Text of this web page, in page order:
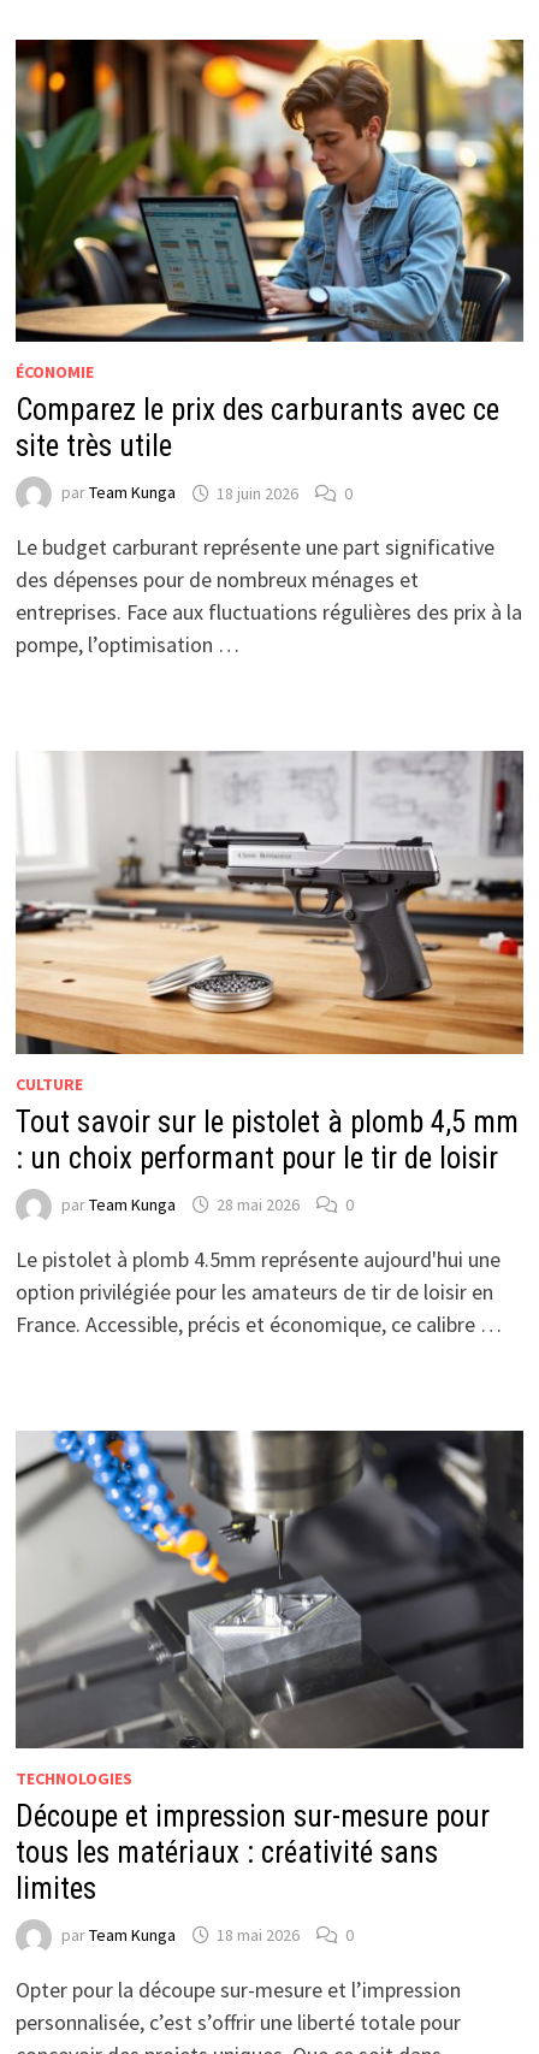
ÉCONOMIE
Comparez le prix des carburants avec ce
site très utile
parTeam Kunga 18 juin 2026 0
Le budget carburant représente une part significative
des dépenses pour de nombreux ménages et
entreprises. Face aux fluctuations régulières des prix à la
pompe, l’optimisation …
CULTURE
Tout savoir sur le pistolet à plomb 4,5 mm
: un choix performant pour le tir de loisir
parTeam Kunga 28 mai 2026 0
Le pistolet à plomb 4.5mm représente aujourd'hui une
option privilégiée pour les amateurs de tir de loisir en
France. Accessible, précis et économique, ce calibre …
TECHNOLOGIES
Découpe et impression sur-mesure pour
tous les matériaux : créativité sans
limites
parTeam Kunga 18 mai 2026 0
Opter pour la découpe sur-mesure et l’impression
personnalisée, c’est s’offrir une liberté totale pour